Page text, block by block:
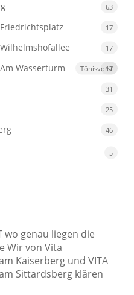
63
17
17
Tönisvorst
Wasserturm 17
31
25
46
5
wo genau liegen die
Wir von Vita
Kaiserberg und VITA
Sittardsberg klären